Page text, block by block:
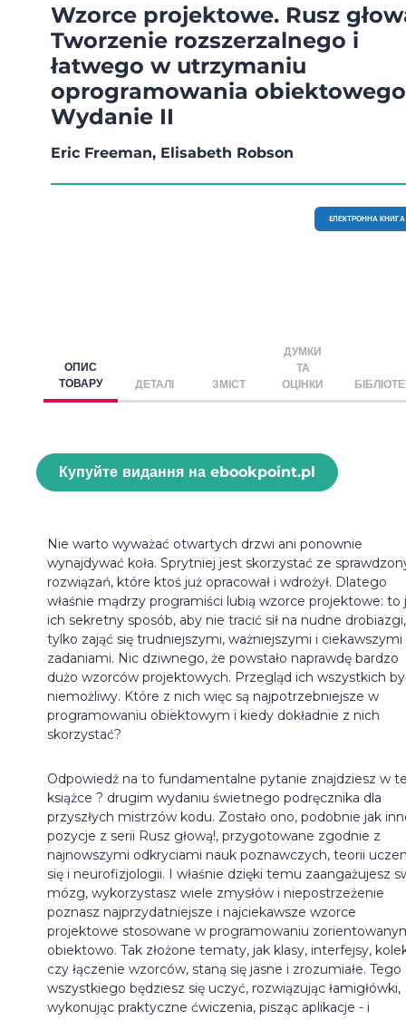
Wzorce projektowe. Rusz
Tworzenie rozszerzalnego i
łatwego w utrzymaniu
oprogramowania
Wydanie II
Eric Freeman, Elisabeth Robson
EЛЕКТРОННА КНИГА
ОПИС
ТОВАРУ
ДЕТАЛІ ЗМІСТ
ДУМКИ
ТА
ОЦІНКИ
Купуйте видання на ebookpoint.pl
Nie warto wyważać otwartych drzwi ani ponownie
wynajdywać koła. Sprytniej jest skorzystać ze
rozwiązań, które ktoś już opracował i wdrożył. Dlatego
właśnie mądrzy programiści lubią wzorce projektowe: to
ich sekretny sposób, aby nie tracić sił na nudne drobiazgi,
tylko zająć się trudniejszymi, ważniejszymi i ciekawszymi
zadaniami. Nic dziwnego, że powstało naprawdę bardzo
dużo wzorców projektowych. Przegląd ich wszystkich
niemożliwy. Które z nich więc są najpotrzebniejsze w
programowaniu obiektowym i kiedy dokładnie z nich
skorzystać?
Odpowiedź na to fundamentalne pytanie znajdziesz w
książce ? drugim wydaniu świetnego podręcznika dla
przyszłych mistrzów kodu. Zostało ono, podobnie jak
pozycje z serii Rusz głową!, przygotowane zgodnie z
najnowszymi odkryciami nauk poznawczych, teorii
się i neurofizjologii. I właśnie dzięki temu zaangażujesz
mózg, wykorzystasz wiele zmysłów i niepostrzeżenie
poznasz najprzydatniejsze i najciekawsze wzorce
projektowe stosowane w programowaniu
obiektowo. Tak złożone tematy, jak klasy, interfejsy,
czy łączenie wzorców, staną się jasne i zrozumiałe. Tego
wszystkiego będziesz się uczyć, rozwiązując łamigłówki,
wykonując praktyczne ćwiczenia, pisząc aplikacje - i